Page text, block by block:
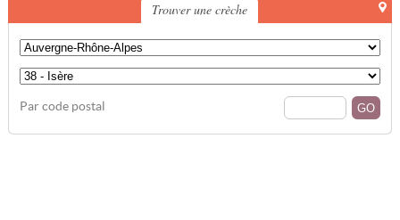
Trouver une crèche
Par code postal